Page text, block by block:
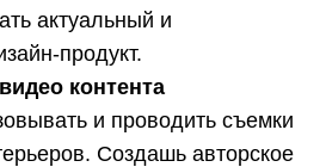
актуальный и
продукт.
контента
и проводить съемки
Создашь авторское